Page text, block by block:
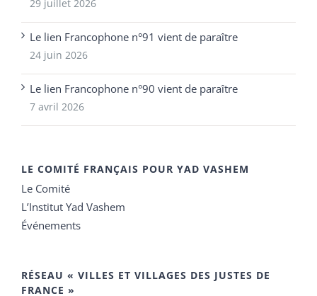
29 juillet 2026
Le lien Francophone n°91 vient de paraître
24 juin 2026
Le lien Francophone n°90 vient de paraître
7 avril 2026
LE COMITÉ FRANÇAIS POUR YAD VASHEM
Le Comité
L’Institut Yad Vashem
Événements
RÉSEAU « VILLES ET VILLAGES DES JUSTES DE
FRANCE »